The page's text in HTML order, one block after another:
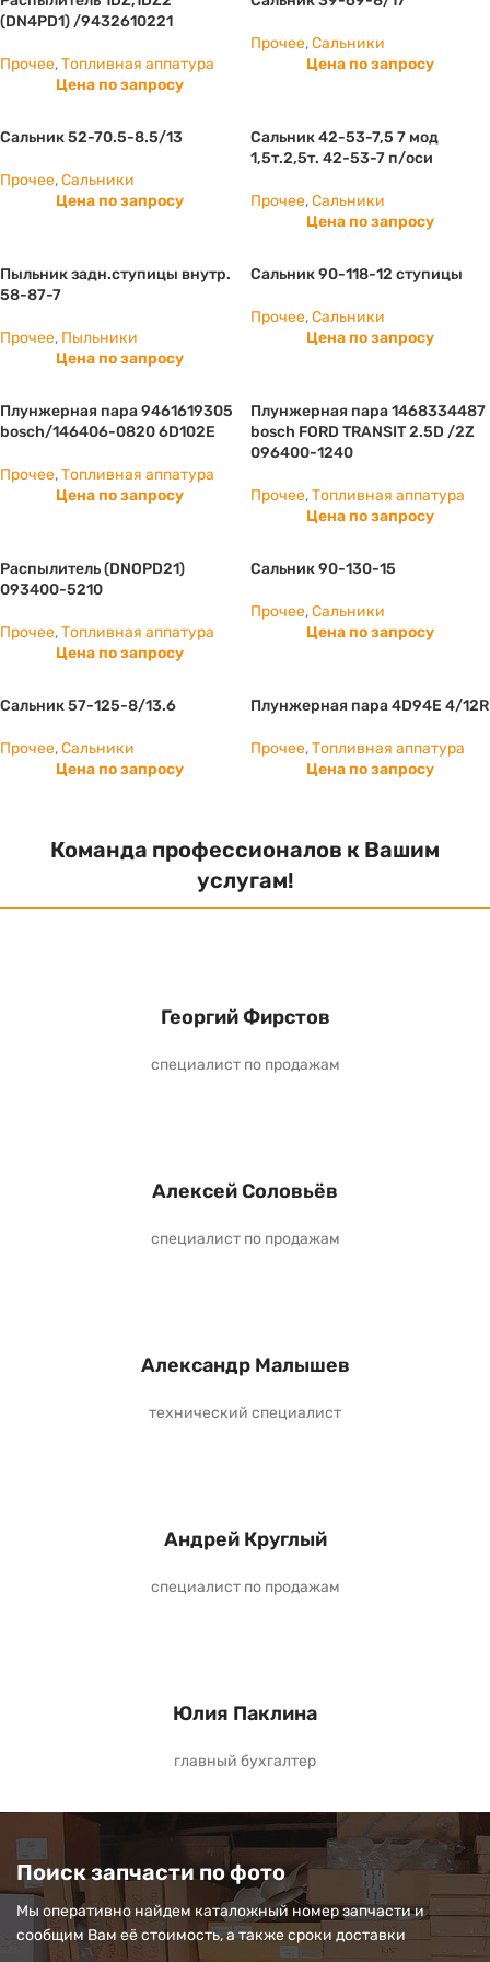
(DN4PD1) /9432610221
Прочее,Топливная аппатура
Цена по запросу
Прочее,Сальники
Цена по запросу
Сальник 52-70.5-8.5/13
Прочее,Сальники
Цена по запросу
Сальник 42-53-7,5 7 мод
1,5т.2,5т. 42-53-7 п/оси
Прочее,Сальники
Цена по запросу
Пыльник задн.ступицы внутр.
58-87-7
Прочее, Пыльники
Цена по запросу
Сальник 90-118-12 ступицы
Прочее,Сальники
Цена по запросу
Плунжерная пара 9461619305
bosch/146406-0820 6D102E
Прочее,Топливная аппатура
Цена по запросу
Плунжерная пара 1468334487
bosch FORD TRANSIT 2.5D /2Z
096400-1240
Прочее,Топливная аппатура
Цена по запросу
Распылитель (DNOPD21)
093400-5210
Прочее,Топливная аппатура
Цена по запросу
Сальник 90-130-15
Прочее,Сальники
Цена по запросу
Сальник 57-125-8/13.6
Прочее,Сальники
Цена по запросу
Плунжерная пара 4D94E 4/12R
Прочее,Топливная аппатура
Цена по запросу
Команда профессионалов к Вашим
услугам!
Георгий Фирстов
специалист по продажам
Алексей Соловьёв
специалист по продажам
Александр Малышев
технический специалист
Андрей Круглый
специалист по продажам
Юлия Паклина
главный бухгалтер
Поиск запчасти по фото
Мы оперативно найдем каталожный номер запчасти и
сообщим Вам её стоимость, а также сроки доставки